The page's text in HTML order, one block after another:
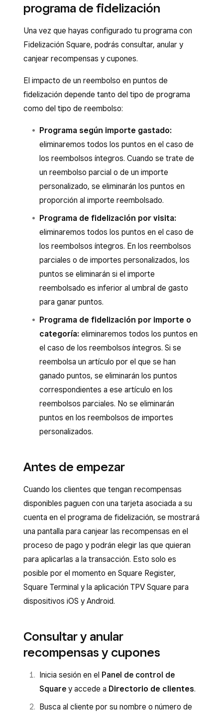
programa de fidelización
Una vez que hayas configurado tu programa con
Fidelización Square, podrás consultar, anular y
canjear recompensas y cupones.
El impacto de un reembolso en puntos de
fidelización depende tanto del tipo de programa
como del tipo de reembolso:
Programa según importe gastado:
eliminaremos todos los puntos en el caso de
los reembolsos íntegros. Cuando se trate de
un reembolso parcial o de un importe
personalizado, se eliminarán los puntos en
proporción al importe reembolsado.
Programa de fidelización por visita:
eliminaremos todos los puntos en el caso de
los reembolsos íntegros. En los reembolsos
parciales o de importes personalizados, los
puntos se eliminarán si el importe
reembolsado es inferior al umbral de gasto
para ganar puntos.
Programa de fidelización por importe o
categoría: eliminaremos todos los puntos en
el caso de los reembolsos íntegros. Si se
reembolsa un artículo por el que se han
ganado puntos, se eliminarán los puntos
correspondientes a ese artículo en los
reembolsos parciales. No se eliminarán
puntos en los reembolsos de importes
personalizados.
Antes de empezar
Cuando los clientes que tengan recompensas
disponibles paguen con una tarjeta asociada a su
cuenta en el programa de fidelización, se mostrará
una pantalla para canjear las recompensas en el
proceso de pago y podrán elegir las que quieran
para aplicarlas a la transacción. Esto solo es
posible por el momento en Square Register,
Square Terminal y la aplicación TPV Square para
dispositivos iOS y Android.
Consultar y anular
recompensas y cupones
Inicia sesión en el Panel de control de
Square y accede a Directorio de clientes.
Busca al cliente por su nombre o número de